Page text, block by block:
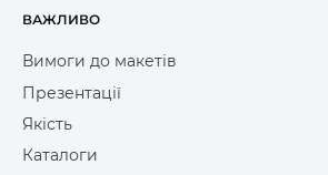
ВАЖЛИВО
Вимоги до макетів
Презентації
Якість
Каталоги